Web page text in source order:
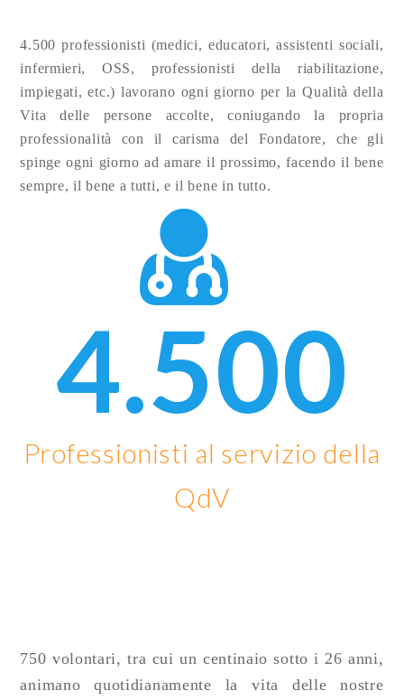
4.500 professionisti (medici, educatori, assistenti sociali,
infermieri, OSS, professionisti della riabilitazione,
impiegati, etc.) lavorano ogni giorno per la Qualità della
Vita delle persone accolte, coniugando la propria
professionalità con il carisma del Fondatore, che gli
spinge ogni giorno ad amare il prossimo, facendo il bene
sempre, il bene a tutti, e il bene in tutto.
4.500
Professionisti al servizio della
QdV
750 volontari, tra cui un centinaio sotto i 26 anni,
animano quotidianamente la vita delle nostre